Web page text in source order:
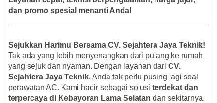
dan promo spesial menanti Anda!
Sejukkan Harimu Bersama CV. Sejahtera Jaya Teknik!
Tak ada yang lebih menyenangkan dari pulang ke rumah
yang sejuk dan nyaman. Dengan layanan dari CV.
Sejahtera Jaya Teknik, Anda tak perlu pusing lagi soal
perawatan AC. Kami hadir sebagai solusi terdekat dan
terpercaya di Kebayoran Lama Selatan dan sekitarnya.